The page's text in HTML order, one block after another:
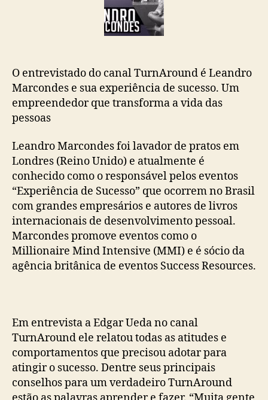
O entrevistado do canal TurnAround é Leandro
Marcondes e sua experiência de sucesso. Um
empreendedor que transforma a vida das
pessoas
Leandro Marcondes foi lavador de pratos em
Londres (Reino Unido) e atualmente é
conhecido como o responsável pelos eventos
“Experiência de Sucesso” que ocorrem no Brasil
com grandes empresários e autores de livros
internacionais de desenvolvimento pessoal.
Marcondes promove eventos como o
Millionaire Mind Intensive (MMI) e é sócio da
agência britânica de eventos Success Resources.
Em entrevista a Edgar Ueda no canal
TurnAround ele relatou todas as atitudes e
comportamentos que precisou adotar para
atingir o sucesso. Dentre seus principais
conselhos para um verdadeiro TurnAround